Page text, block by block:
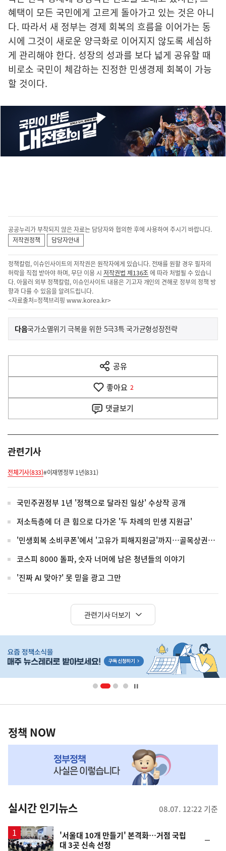
혜택이 모든 국민에게 고르게 돌아가고 있는 것은 아니
다. 따라서 새 정부는 경제 회복의 흐름을 이어가는 동
시에 그것이 새로운 양극화로 이어지지 않도록 세심하
게 관리해야 한다. 성장의 성과를 보다 넓게 공유할 때
비로소 국민이 체감하는 진정한 민생경제 회복이 가능
할 것이다.
공공누리가 부착되지 않은 자료는 담당자와 협의한 후에 사용하여 주시기 바랍니다.
저작권정책
담당자안내
정책칼럼, 이슈인사이트의 저작권은 원작자에게 있습니다. 전재를 원할 경우 필자의
허락을 직접 받아야 하며, 무단 이용 시 저작권법 제136조에 따라 처벌될 수 있습니
다. 아울러 외부 정책칼럼, 이슈인사이트 내용은 기고자 개인의 견해로 정부의 정책 방
향과 다를 수 있음을 알려드립니다.
<자료출처=정책브리핑 www.korea.kr>
이
전
다
음
다음기
국가소멸위기 극복을 위한 5극3특 국가균형성장전략
공유
열
기
좋아요 2
댓글보기
관련기사
전체기사(833)#이재명정부 1년(831)
국민주권정부 1년 '정책으로 달라진 일상' 수상작 공개
저소득층에 더 큰 힘으로 다가온 '두 차례의 민생 지원금'
'민생회복 소비쿠폰'에서 '고유가 피해지원금'까지…골목상권에 돌아온 활기
코스피 8000 돌파, 숫자 너머에 남은 청년들의 이야기
'진짜 AI 맞아?' 못 믿을 광고 그만
관련기사 더보기
단
배
영
책
NOW,
뉴
스
정책 NOW
실시간 인기뉴스 08.07. 12:22 기준
'서울대 10개 만들기' 본격화…거점 국립
대 3곳 신속 선정